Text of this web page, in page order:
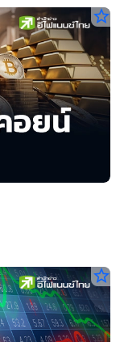
star_border
star_border